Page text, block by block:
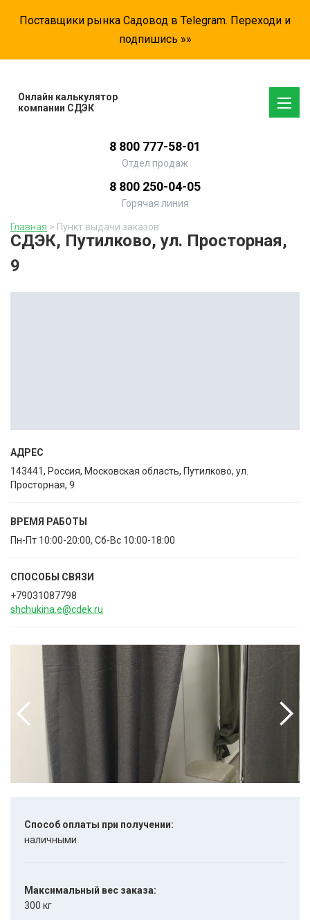
Поставщики рынка Садовод в Telegram. Переходи и
подпишись »»
Онлайн калькулятор
компании СДЭК
8 800 777-58-01
Отдел продаж
8 800 250-04-05
Горячая линия
Главная > Пункт выдачи заказов
СДЭК, Путилково, ул. Просторная,
9
АДРЕС
143441, Россия, Московская область, Путилково, ул.
Просторная, 9
ВРЕМЯ РАБОТЫ
Пн-Пт 10:00-20:00, Сб-Вс 10:00-18:00
СПОСОБЫ CВЯЗИ
+79031087798
shchukina.e@cdek.ru
Способ оплаты при получении:
наличными
Максимальный вес заказа:
300 кг